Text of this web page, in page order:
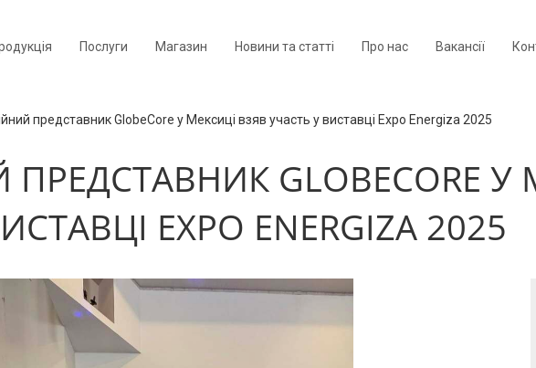
Послуги Магазин Новини та статті Про нас Вакансії
представник GlobeCore у Мексиці взяв участь у виставці Expo Energiza 2025
GLOBECORE У
EXPO ENERGIZA 2025